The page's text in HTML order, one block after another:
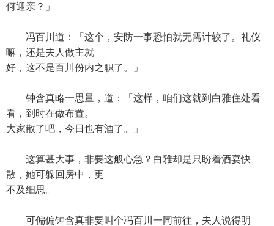
何迎亲？」
冯百川道：「这个，安防一事恐怕就无需计较了。礼仪
嘛，还是夫人做主就
好，这不是百川份内之职了。」
钟含真略一思量，道：「这样，咱们这就到白雅住处看
看，到时在做布置。
大家散了吧，今日也有酒了。」
这算甚大事，非要这般心急？白雅却是只盼着酒宴快
散，她可躲回房中，更
不及细思。
可偏偏钟含真非要叫个冯百川一同前往，夫人说得明